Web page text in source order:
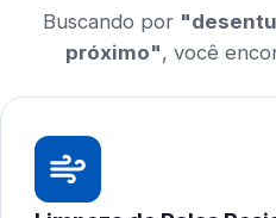
Buscando por
próximo", você